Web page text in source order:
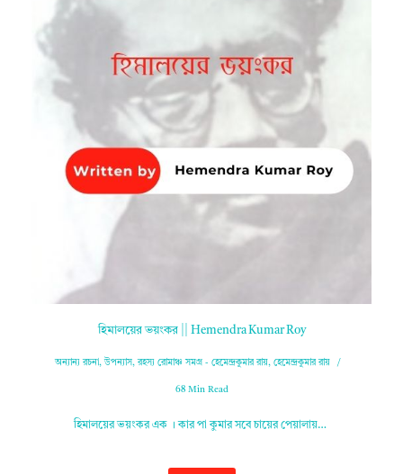
হিমালয়ের ভয়ংকর || Hemendra Kumar Roy
অন্যান্য রচনা,উপন্যাস,রহস্য রোমাঞ্চ সমগ্র - হেমেন্দ্রকুমার রায়, হেমেন্দ্রকুমার রায়
68 Min Read
হিমালয়ের ভয়ংকর এক । কার পা কুমার সবে চায়ের পেয়ালায়…